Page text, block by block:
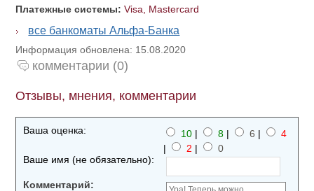
Платежные системы:Visa, Mastercard
все банкоматы Альфа-Банка
Информация обновлена: 15.08.2020
комментарии (0)
Отзывы, мнения, комментарии
Ваша оценка: 10 | 8 | 6 |
4
|
2 |
0
Ваше имя (не обязательно):
Комментарий: